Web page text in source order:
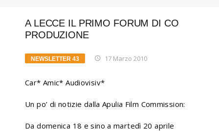
A LECCE IL PRIMO FORUM DI CO
PRODUZIONE
NEWSLETTER 43 17 Marzo 2010
Car* Amic* Audiovisiv*
Un po’ di notizie dalla Apulia Film Commission:
Da domenica 18 e sino a martedì 20 aprile